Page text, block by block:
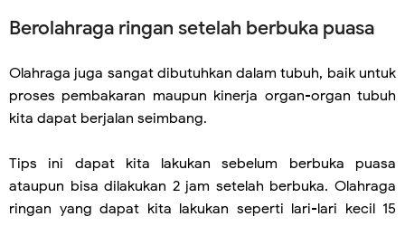
Berolahraga ringan setelah berbuka puasa
Olahraga juga sangat dibutuhkan dalam tubuh, baik untuk
proses pembakaran maupun kinerja organ-organ tubuh
kita dapat berjalan seimbang.
Tips ini dapat kita lakukan sebelum berbuka puasa
ataupun bisa dilakukan 2 jam setelah berbuka. Olahraga
ringan yang dapat kita lakukan seperti lari-lari kecil 15